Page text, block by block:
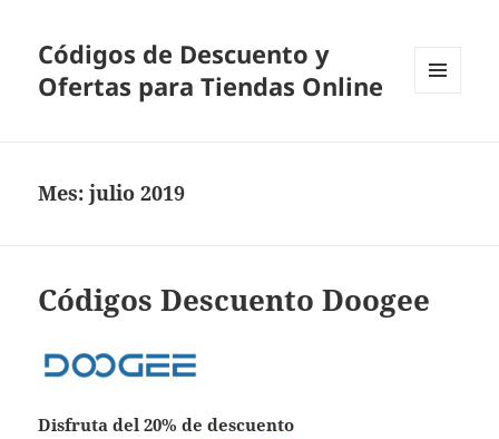
Códigos de Descuento y
Ofertas para Tiendas Online
Mes:julio 2019
Códigos Descuento Doogee
Disfruta del 20% de descuento